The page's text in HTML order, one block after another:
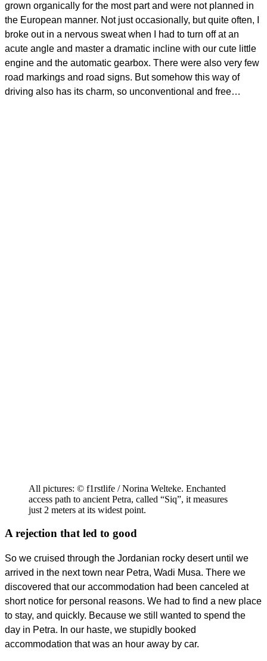
grown organically for the most part and were not planned in
the European manner. Not just occasionally, but quite often, I
broke out in a nervous sweat when I had to turn off at an
acute angle and master a dramatic incline with our cute little
engine and the automatic gearbox. There were also very few
road markings and road signs. But somehow this way of
driving also has its charm, so unconventional and free…
All pictures: © f1rstlife / Norina Welteke. Enchanted
access path to ancient Petra, called “Siq”, it measures
just 2 meters at its widest point.
A rejection that led to good
So we cruised through the Jordanian rocky desert until we
arrived in the next town near Petra, Wadi Musa. There we
discovered that our accommodation had been canceled at
short notice for personal reasons. We had to find a new place
to stay, and quickly. Because we still wanted to spend the
day in Petra. In our haste, we stupidly booked
accommodation that was an hour away by car.